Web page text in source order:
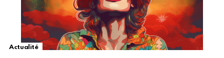
Actualité